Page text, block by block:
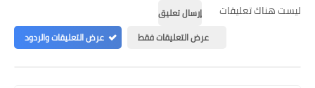
ليست هناك تعليقات
إرسال تعليق
عرض التعليقات فقط
عرض التعليقات والردود